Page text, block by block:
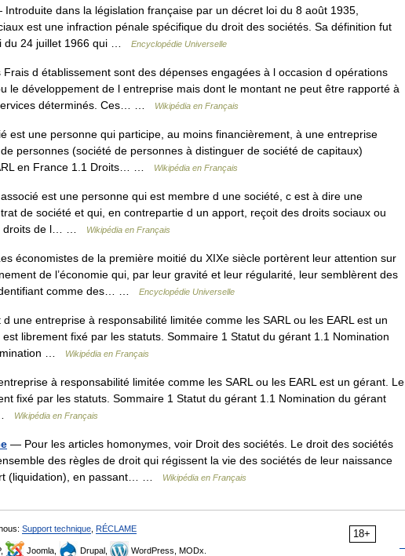
dans la législation française par un décret loi du 8 août 1935,
est une infraction pénale spécifique du droit des sociétés. Sa définition fut
du 24 juillet 1966 qui …
Encyclopédie Universelle
d établissement sont des dépenses engagées à l occasion d opérations
le développement de l entreprise mais dont le montant ne peut être rapporté à
déterminés. Ces… …
Wikipédia en Français
est une personne qui participe, au moins financièrement, à une entreprise
personnes (société de personnes à distinguer de société de capitaux)
en France 1.1 Droits… …
Wikipédia en Français
est une personne qui est membre d une société, c est à dire une
de société et qui, en contrepartie d un apport, reçoit des droits sociaux ou
droits de l… …
Wikipédia en Français
économistes de la première moitié du XIXe siècle portèrent leur attention sur
de l’économie qui, par leur gravité et leur régularité, leur semblèrent des
comme des… …
Encyclopédie Universelle
une entreprise à responsabilité limitée comme les SARL ou les EARL est un
librement fixé par les statuts. Sommaire 1 Statut du gérant 1.1 Nomination
…
Wikipédia en Français
à responsabilité limitée comme les SARL ou les EARL est un gérant. Le
fixé par les statuts. Sommaire 1 Statut du gérant 1.1 Nomination du gérant
Wikipédia en Français
— Pour les articles homonymes, voir Droit des sociétés. Le droit des sociétés
des règles de droit qui régissent la vie des sociétés de leur naissance
(liquidation), en passant… …
Wikipédia en Français
18+
Support technique RÉCLAME
Joomla, Drupal, WordPress, MODx.